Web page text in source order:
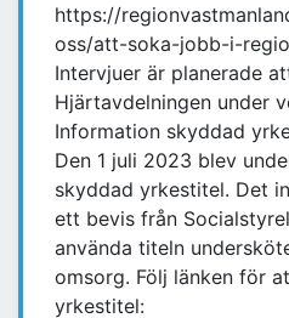
https://
oss/att-soka-jobb-i-
Intervjuer är planerade
Hjärtavdelningen under
Information skyddad
Den 1 juli 2023 blev
skyddad yrkestitel. Det
ett bevis från
använda titeln
omsorg. Följ länken för
yrkestitel: